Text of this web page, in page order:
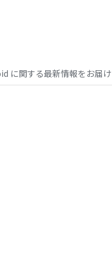
に関する最新情報をお届け